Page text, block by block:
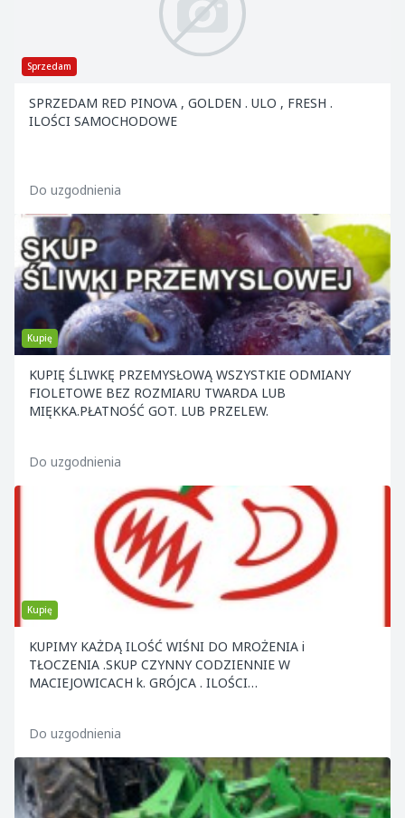
Sprzedam
SPRZEDAM RED PINOVA , GOLDEN . ULO , FRESH .
ILOŚCI SAMOCHODOWE
Do uzgodnienia
Kupię
KUPIĘ ŚLIWKĘ PRZEMYSŁOWĄ WSZYSTKIE ODMIANY
FIOLETOWE BEZ ROZMIARU TWARDA LUB
MIĘKKA.PŁATNOŚĆ GOT. LUB PRZELEW.
Do uzgodnienia
Kupię
KUPIMY KAŻDĄ ILOŚĆ WIŚNI DO MROŻENIA i
TŁOCZENIA .SKUP CZYNNY CODZIENNIE W
MACIEJOWICACH k. GRÓJCA . ILOŚCI
Do uzgodnienia